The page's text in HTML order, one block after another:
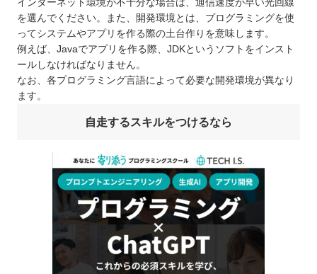
アウトプットする
独学にこだわらない
プログラマーに向いている人の特徴
論理的な思考ができる
集中力がある
独学が難しいと感じたときにおすすめのプログラ
テックアイエス（TECH I.S.）
RUNTEQ
テックアカデミー
SAMURAI ENGINEER
RaiseTech
プログラミングは独学よりもスクールに通う方が
インターネット環境が不十分な場合は、通信速度が早い光回線
を選んでください。また、開発環境とは、プログラミングを使
ってシステムやアプリを作る際の土台作りを意味します。
例えば、Javaでアプリを作る際、JDKというソフトをインスト
ールしなければなりません。
なお、各プログラミング言語によって必要な開発環境が異なり
ます。
自走するスキルをつけるなら